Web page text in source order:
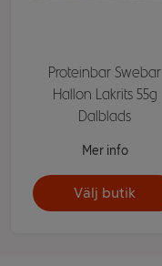
Proteinbar Swebar
Hallon Lakrits 55g
Dalblads
Mer info
Välj butik